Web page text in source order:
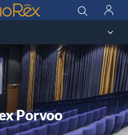
BioRex Cinemas Haku
Porvoo